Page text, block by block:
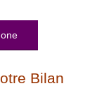
Bilan